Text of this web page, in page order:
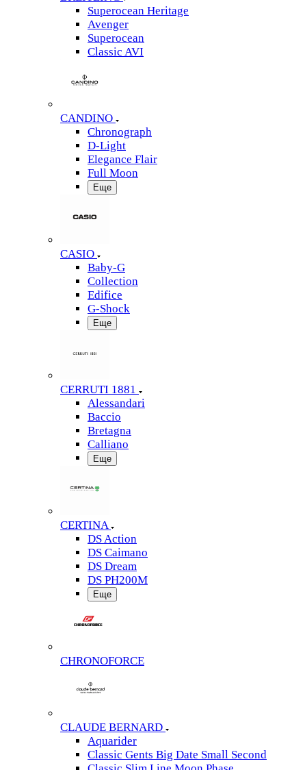
Superocean Heritage
Avenger
Superocean
Classic AVI
CANDINO
Chronograph
D-Light
Elegance Flair
Full Moon
Еще
CASIO
Baby-G
Collection
Edifice
G-Shock
Еще
CERRUTI 1881
Alessandari
Baccio
Bretagna
Calliano
Еще
CERTINA
DS Action
DS Caimano
DS Dream
DS PH200M
Еще
CHRONOFORCE
CLAUDE BERNARD
Aquarider
Classic Gents Big Date Small Second